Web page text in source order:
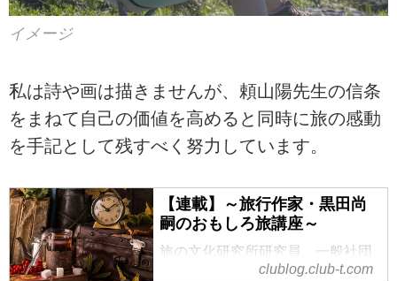
イメージ
私は詩や画は描きませんが、頼山陽先生の信条
をまねて自己の価値を高めると同時に旅の感動
を手記として残すべく努力しています。
【連載】～旅行作家・黒田尚
嗣のおもしろ旅講座～
旅の文化研究所研究員、一般社団
法人日本旅行作家協会会員の黒田
clublog.club-t.com